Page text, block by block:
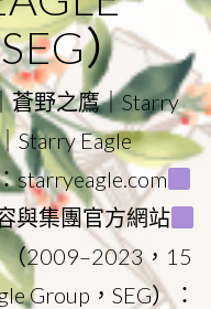
）
蒼野之鷹｜Starry
Starry Eagle
starryeagle.com
與集團官方網站
（2009–2023，15
Group，SEG）：